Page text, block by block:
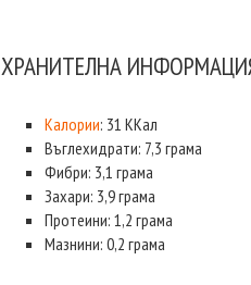
ХРАНИТЕЛНА
Калории: 31 ККал
Въглехидрати: 7,3 грама
Фибри: 3,1 грама
Захари: 3,9 грама
Протеини: 1,2 грама
Мазнини: 0,2 грама